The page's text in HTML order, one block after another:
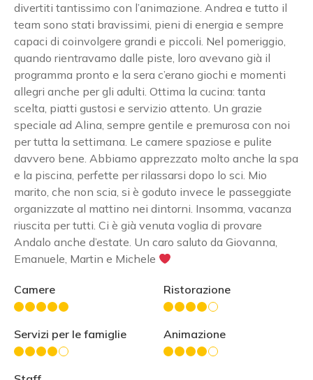
divertiti tantissimo con l’animazione. Andrea e tutto il
team sono stati bravissimi, pieni di energia e sempre
capaci di coinvolgere grandi e piccoli. Nel pomeriggio,
quando rientravamo dalle piste, loro avevano già il
programma pronto e la sera c’erano giochi e momenti
allegri anche per gli adulti. Ottima la cucina: tanta
scelta, piatti gustosi e servizio attento. Un grazie
speciale ad Alina, sempre gentile e premurosa con noi
per tutta la settimana. Le camere spaziose e pulite
davvero bene. Abbiamo apprezzato molto anche la spa
e la piscina, perfette per rilassarsi dopo lo sci. Mio
marito, che non scia, si è goduto invece le passeggiate
organizzate al mattino nei dintorni. Insomma, vacanza
riuscita per tutti. Ci è già venuta voglia di provare
Andalo anche d’estate. Un caro saluto da Giovanna,
Emanuele, Martin e Michele
Camere Ristorazione
Servizi per le famiglie Animazione